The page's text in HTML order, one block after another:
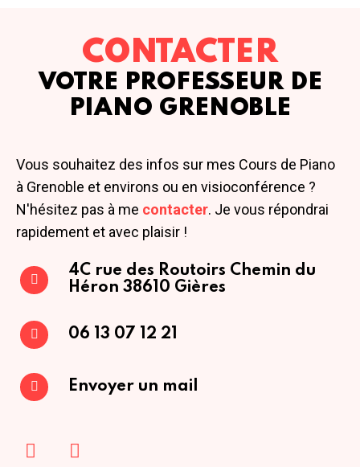
CONTACTER
VOTRE PROFESSEUR DE
PIANO GRENOBLE
Vous souhaitez des infos sur mes Cours de Piano
à Grenoble et environs ou en visioconférence ?
N'hésitez pas à me contacter. Je vous répondrai
rapidement et avec plaisir !
4C rue des Routoirs Chemin du
Héron 38610 Gières
06 13 07 12 21
Envoyer un mail